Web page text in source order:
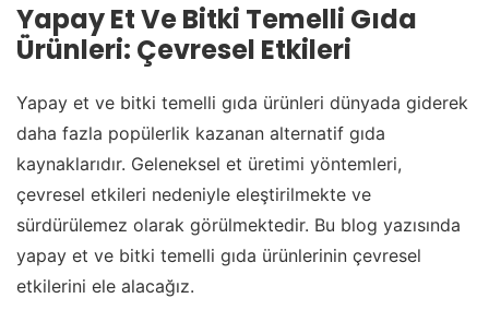
Yapay Et Ve Bitki Temelli Gıda
Ürünleri: Çevresel Etkileri
Yapay et ve bitki temelli gıda ürünleri dünyada giderek
daha fazla popülerlik kazanan alternatif gıda
kaynaklarıdır. Geleneksel et üretimi yöntemleri,
çevresel etkileri nedeniyle eleştirilmekte ve
sürdürülemez olarak görülmektedir. Bu blog yazısında
yapay et ve bitki temelli gıda ürünlerinin çevresel
etkilerini ele alacağız.